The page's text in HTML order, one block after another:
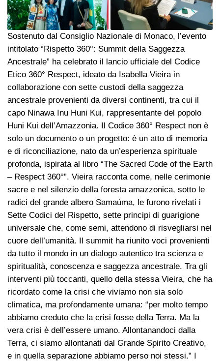
Sostenuto dal Consiglio Nazionale di Monaco, l’evento
intitolato “Rispetto 360°: Summit della Saggezza
Ancestrale” ha celebrato il lancio ufficiale del Codice
Etico 360° Respect, ideato da Isabella Vieira in
collaborazione con sette custodi della saggezza
ancestrale provenienti da diversi continenti, tra cui il
capo Ninawa Inu Huni Kui, rappresentante del popolo
Huni Kui dell’Amazzonia. Il Codice 360° Respect non è
solo un documento o un progetto: è un atto di memoria
e di riconciliazione, nato da un’esperienza spirituale
profonda, ispirata al libro “The Sacred Code of the Earth
– Respect 360°”. Vieira racconta come, nelle cerimonie
sacre e nel silenzio della foresta amazzonica, sotto le
radici del grande albero Samaúma, le furono rivelati i
Sette Codici del Rispetto, sette principi di guarigione
universale che, come semi, attendono di risvegliarsi nel
cuore dell’umanità. Il summit ha riunito voci provenienti
da tutto il mondo in un dialogo autentico tra scienza e
spiritualità, conoscenza e saggezza ancestrale. Tra gli
interventi più toccanti, quello della stessa Vieira, che ha
ricordato come la crisi che viviamo non sia solo
climatica, ma profondamente umana: “per molto tempo
abbiamo creduto che la crisi fosse della Terra. Ma la
vera crisi è dell’essere umano. Allontanandoci dalla
Terra, ci siamo allontanati dal Grande Spirito Creativo,
e in quella separazione abbiamo perso noi stessi.” I